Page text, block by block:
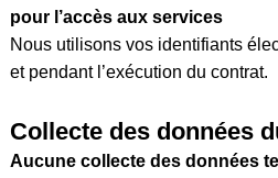
pour l’accès aux services
Nous utilisons vos identifiants
et pendant l’exécution du contrat.
Collecte des données
Aucune collecte des données